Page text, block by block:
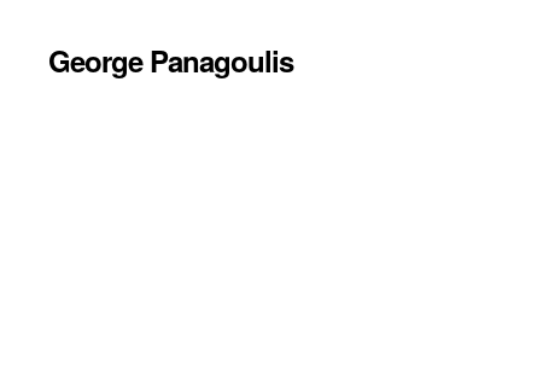
George Panagoulis